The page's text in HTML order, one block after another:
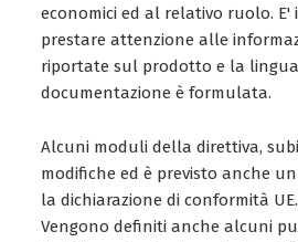
economici ed al relativo ruolo.
prestare attenzione alle
riportate sul prodotto e la
documentazione è formulata.
Alcuni moduli della direttiva,
modifiche ed è previsto anche
la dichiarazione di conformità UE.
Vengono definiti anche alcuni